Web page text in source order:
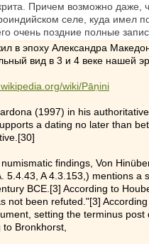
Причем возможно даже,
селе, куда имел
очень поздние полные
в эпоху Александра
вид в 3 и 4 веке нашей
wiki/Pāṇini
(1997) in his
a dating no later than
findings, Von
5.4.43, A 4.3.153,) mentions
BCE.[3] According to
not been refuted."[3]
setting the terminus
Bronkhorst,